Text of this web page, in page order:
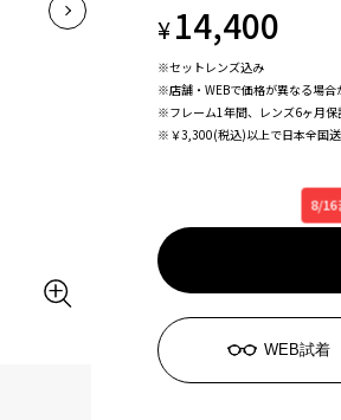
¥14,400
※セットレンズ込み
※店舗・WEBで価格が異なる場合
※フレーム1年間、レンズ6ヶ月保
※￥3,300(税込)以上で日本全国
8/16
WEB試着